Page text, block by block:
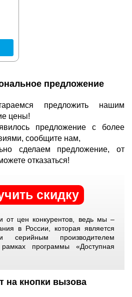
предложение
предложить нашим
цены!
предложение с более
сообщите нам,
сделаем предложение, от
отказаться!
скидку
от цен конкурентов, ведь мы –
в России, которая является
серийным производителем
программы «Доступная
на кнопки вызова